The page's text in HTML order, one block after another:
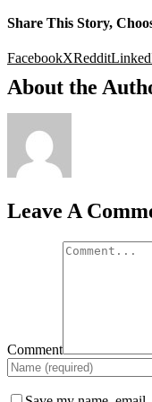
Share This Story,
FacebookXReddit
About the
Leave A
Comment